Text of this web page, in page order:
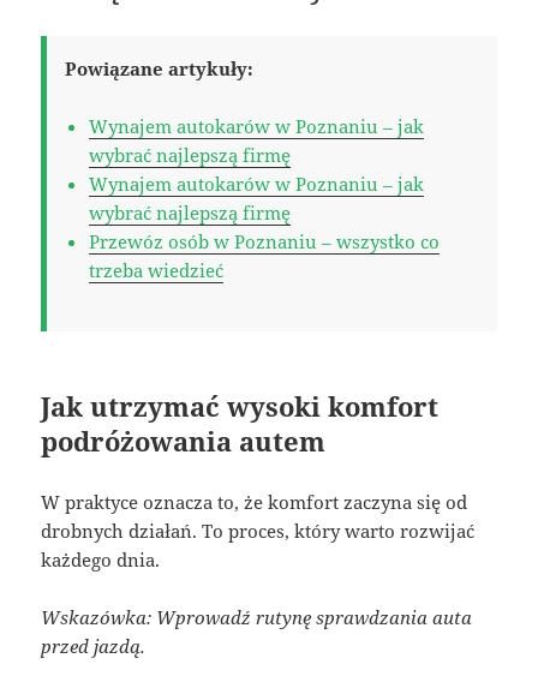
Powiązane artykuły:
Wynajem autokarów w Poznaniu – jak
wybrać najlepszą firmę
Wynajem autokarów w Poznaniu – jak
wybrać najlepszą firmę
Przewóz osób w Poznaniu – wszystko co
trzeba wiedzieć
Jak utrzymać wysoki komfort
podróżowania autem
W praktyce oznacza to, że komfort zaczyna się od
drobnych działań. To proces, który warto rozwijać
każdego dnia.
Wskazówka: Wprowadź rutynę sprawdzania auta
przed jazdą.